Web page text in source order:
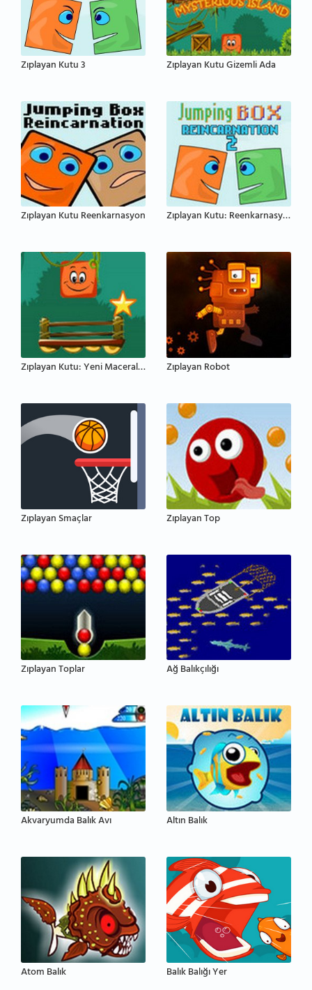
Zıplayan Kutu 3 Zıplayan Kutu Gizemli Ada
Zıplayan Kutu Reenkarnasyon Zıplayan Kutu: Reenkarnasyon 2
Zıplayan Kutu: Yeni Maceralar Zıplayan Robot
Zıplayan Smaçlar Zıplayan Top
Zıplayan Toplar Ağ Balıkçılığı
Akvaryumda Balık Avı Altın Balık
Atom Balık Balık Balığı Yer